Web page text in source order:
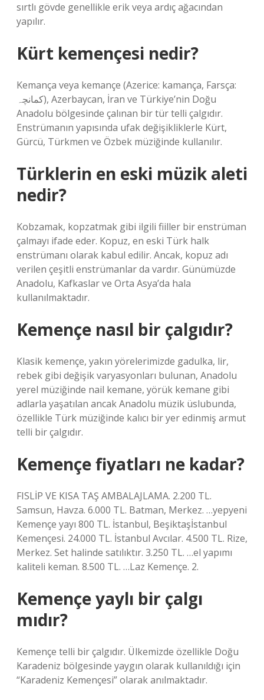
sırtlı gövde genellikle erik veya ardıç ağacından
yapılır.
Kürt kemençesi nedir?
Kemança veya kemançe (Azerice: kamança, Farsça:
کمانچہ), Azerbaycan, İran ve Türkiye’nin Doğu
Anadolu bölgesinde çalınan bir tür telli çalgıdır.
Enstrümanın yapısında ufak değişikliklerle Kürt,
Gürcü, Türkmen ve Özbek müziğinde kullanılır.
Türklerin en eski müzik aleti
nedir?
Kobzamak, kopzatmak gibi ilgili fiiller bir enstrüman
çalmayı ifade eder. Kopuz, en eski Türk halk
enstrümanı olarak kabul edilir. Ancak, kopuz adı
verilen çeşitli enstrümanlar da vardır. Günümüzde
Anadolu, Kafkaslar ve Orta Asya’da hala
kullanılmaktadır.
Kemençe nasıl bir çalgıdır?
Klasik kemençe, yakın yörelerimizde gadulka, lir,
rebek gibi değişik varyasyonları bulunan, Anadolu
yerel müziğinde nail kemane, yörük kemane gibi
adlarla yaşatılan ancak Anadolu müzik üslubunda,
özellikle Türk müziğinde kalıcı bir yer edinmiş armut
telli bir çalgıdır.
Kemençe fiyatları ne kadar?
FISLİP VE KISA TAŞ AMBALAJLAMA. 2.200 TL.
Samsun, Havza. 6.000 TL. Batman, Merkez. …yepyeni
Kemençe yayı 800 TL. İstanbul, Beşiktaşİstanbul
Kemençesi. 24.000 TL. İstanbul Avcılar. 4.500 TL. Rize,
Merkez. Set halinde satılıktır. 3.250 TL. …el yapımı
kaliteli keman. 8.500 TL. …Laz Kemençe. 2.
Kemençe yaylı bir çalgı
mıdır?
Kemençe telli bir çalgıdır. Ülkemizde özellikle Doğu
Karadeniz bölgesinde yaygın olarak kullanıldığı için
“Karadeniz Kemençesi” olarak anılmaktadır.